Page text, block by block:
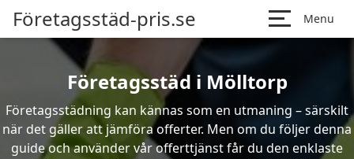
Företagsstäd-pris.se Menu
Företagsstäd i Mölltorp
Företagsstädning kan kännas som en utmaning – särskilt
när det gäller att jämföra offerter. Men om du följer denna
guide och använder vår offerttjänst får du den enklaste